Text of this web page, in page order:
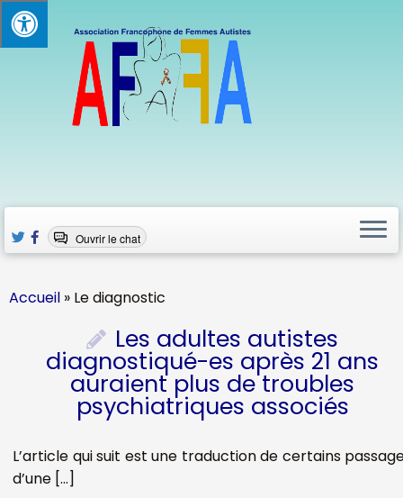
Passer
au
Ouvrir le chat
Accueil » Le diagnostic
Les adultes autistes
diagnostiqué-es après 21 ans
auraient plus de troubles
psychiatriques associés
L’article qui suit est une traduction de certains
d’une […]